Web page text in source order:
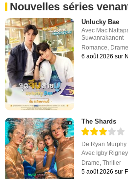
Nouvelles séries
Unlucky Bae
Avec Mac
Suwanrakanont
Romance, Drame
6 août 2026 sur
The Shards
De Ryan Murphy
Avec Igby Rigney
Drame,Thriller
5 août 2026 sur